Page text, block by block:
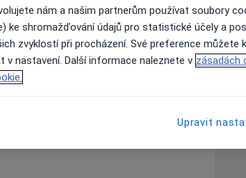
nám a našim partnerům používat soubory
ke shromažďování údajů pro statistické účely a
zvyklostí při procházení. Své preference můžete
v nastavení. Další informace naleznete v zásadách
Upravit